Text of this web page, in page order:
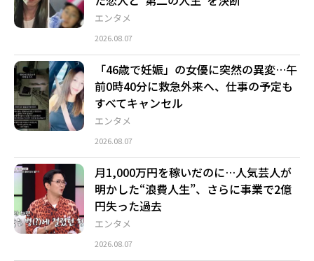
エンタメ
2026.08.07
エンタメ
「46歳で妊娠」の女優に突然の異変…午
前0時40分に救急外来へ、仕事の予定も
すべてキャンセル
2026.08.07
エンタメ
月1,000万円を稼いだのに…人気芸人が
明かした“浪費人生”、さらに事業で2億
円失った過去
2026.08.07